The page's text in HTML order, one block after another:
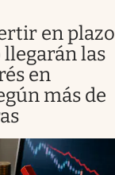
en plazo
las
en
más de